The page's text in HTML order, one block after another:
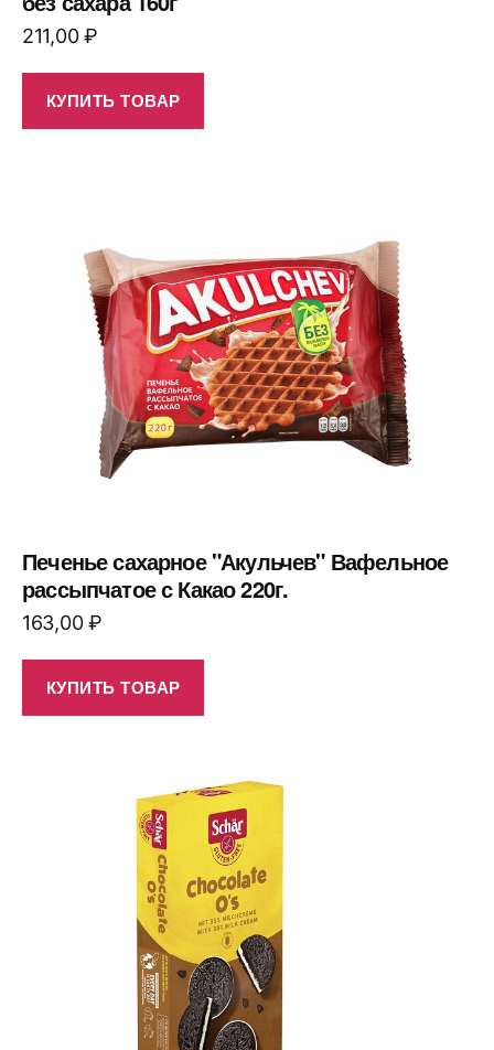
211,00₽
КУПИТЬ ТОВАР
Печенье сахарное "Акульчев" Вафельное
рассыпчатое с Какао 220г.
163,00₽
КУПИТЬ ТОВАР